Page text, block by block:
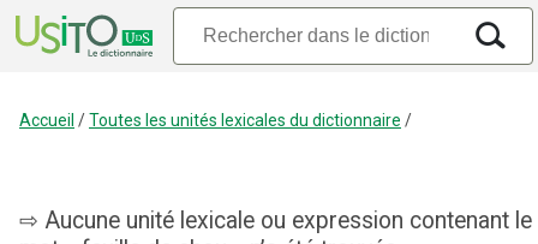
Accueil /Toutes les unités lexicales du dictionnaire /
Aucune unité lexicale ou expression contenant le